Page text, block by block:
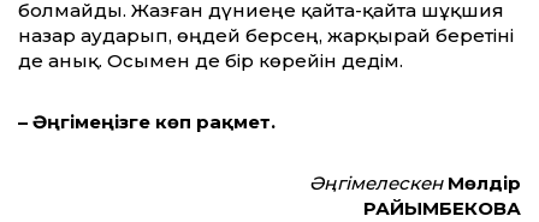
болмайды. Жазған дүниеңе қайта-қайта шұқшия
назар аударып, өңдей берсең, жарқырай беретіні
де анық. Осымен де бір көрейін дедім.
– Әңгімеңізге көп рақмет.
Әңгімелескен Мөлдір
РАЙЫМБЕКОВА